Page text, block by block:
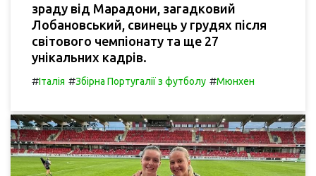
зраду від Марадони, загадковий
Лобановський, свинець у грудях після
світового чемпіонату та ще 27
унікальних кадрів.
#Італія #Збірна Португалії з футболу #Мюнхен